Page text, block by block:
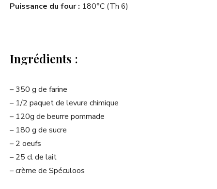
Puissance du four : 180°C (Th 6)
Ingrédients :
– 350 g de farine
– 1/2 paquet de levure chimique
– 120g de beurre pommade
– 180 g de sucre
– 2 oeufs
– 25 cl de lait
– crème de Spéculoos